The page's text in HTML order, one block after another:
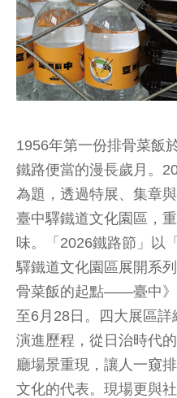
1956年第一份排骨菜飯
鐵路便當的漫長歲月。
為題，透過特展、集章
臺中驛鐵道文化園區，
味。「2026鐵路節」以
驛鐵道文化園區展開系
骨菜飯的起點——臺中》
至6月28日。四大展區
演進歷程，從日治時代
廳場景重現，讓人一窺
文化的代表。現場更與